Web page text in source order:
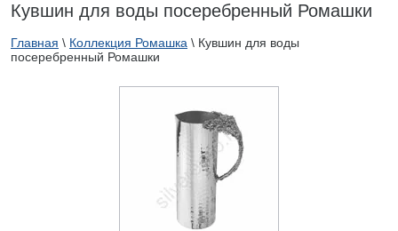
Кувшин для воды посеребренный Ромашки
Главная \ Коллекция Ромашка \ Кувшин для воды
посеребренный Ромашки